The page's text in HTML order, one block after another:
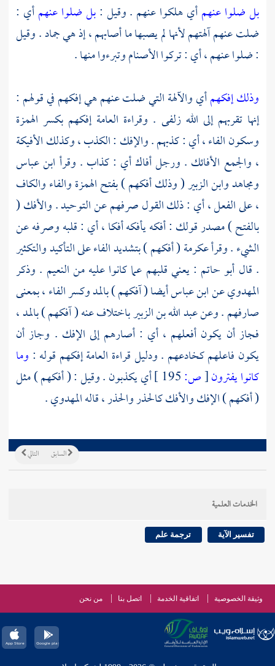
بل ضلوا عنهمأي هلكوا عنهم . وقيل :بل ضلوا عنهمأي :
ضلت عنهم آلهتهم لأنها لم يصبها ما أصابهم ، إذ هي جماد . وقيل
: ضلوا عنهم ، أي : تركوا الأصنام وتبرءوا منها .
وذلك إفكهمأي والآلهة التي ضلت عنهم هي إفكهم في قولهم :
إنها تقربهم إلى الله زلفى . وقراءة العامة إفكهم بكسر الهمزة
وسكون الفاء ، أي : كذبهم . والإفك : الكذب ، وكذلك الأفيكة
، والجمع الأفائك . ورجل أفاك أي : كذاب . وقرأ ابن عباس
ومجاهدوابن الزبير( وذلك أفكهم ) بفتح الهمزة والفاء والكاف
، على الفعل ، أي : ذلك القول صرفهم عن التوحيد . والأفك (
بالفتح ) مصدر قولك : أفكه يأفكه أفكا ، أي : قلبه وصرفه عن
الشيء . وقرأعكرمة( أفكهم ) بتشديد الفاء على التأكيد والتكثير
. قال أبو حاتم : يعني قلبهم عما كانوا عليه من النعيم . وذكر
المهدويعنابن عباسأيضا ( آفكهم ) بالمد وكسر الفاء ، بمعنى
صارفهم . وعنعبد الله بن الزبيرباختلاف عنه ( آفكهم ) بالمد ،
فجاز أن يكون أفعلهم ، أي : أصارهم إلى الإفك . وجاز أن
يكون فاعلهم كخادعهم . ودليل قراءة العامة إفكهم قوله : وما
كانوا يفترون[ص:
أي يكذبون . وقيل : ( أفكهم ) مثل
( أفكهم ) الإفك والأفك كالحذر والحذر ، قالهالمهدوي.
التالي السابق
الخدمات العلمية
تفسير الآية ترجمة علم
وثيقة الخصوصية اتفاقية الخدمة اتصل بنا من نحن